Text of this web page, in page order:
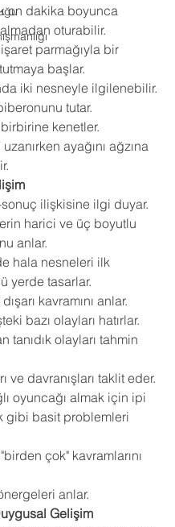
on dakika boyunca
oturabilir.
parmağıyla bir
başlar.
iki nesneyle ilgilenebilir.
tutar.
kenetler.
uzanırken ayağını ağzına
ilişkisine ilgi duyar.
harici ve üç boyutlu
anlar.
hala nesneleri ilk
yerde tasarlar.
kavramını anlar.
bazı olayları hatırlar.
tanıdık olayları tahmin
ve davranışları taklit eder.
oyuncağı almak için ipi
gibi basit problemleri
çok" kavramlarını
anlar.
Gelişim